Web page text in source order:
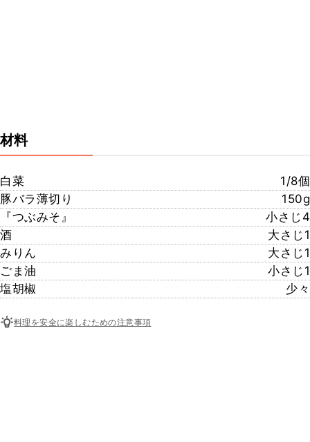
材料
白菜
1/8個
豚バラ薄切り
150g
『つぶみそ』
小さじ4
酒
大さじ1
みりん
大さじ1
ごま油
小さじ1
塩胡椒
少々
料理を安全に楽しむための注意事項